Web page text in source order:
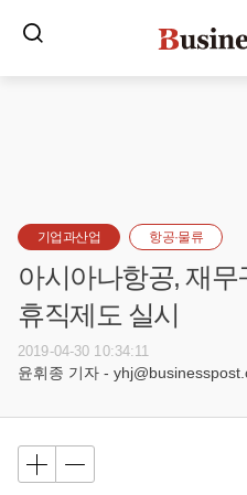
기업과산업 항공·물류
아시아나항공, 재
휴직제도 실시
2019-04-30 10:34:11
윤휘종 기자 -